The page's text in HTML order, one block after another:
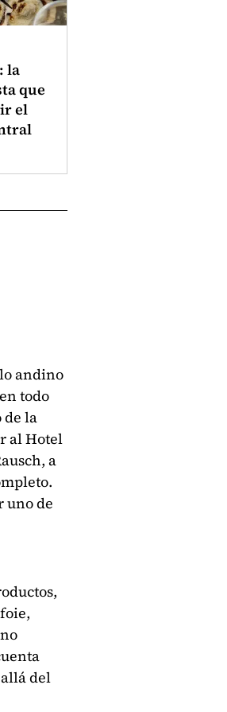
la
que
el
andino
todo
de la
al Hotel
a
uno de
del